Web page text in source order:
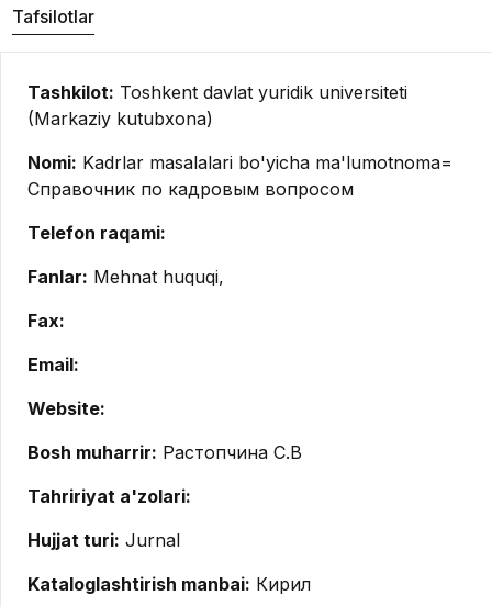
Tafsilotlar
Tashkilot: Toshkent davlat yuridik universiteti
(Markaziy kutubxona)
Nomi: Kadrlar masalalari bo'yicha ma'lumotnoma=
Справочник по кадровым вопросом
Telefon raqami:
Fanlar: Mehnat huquqi,
Fax:
Email:
Website:
Bosh muharrir: Растопчина С.В
Tahririyat a'zolari:
Hujjat turi: Jurnal
Kataloglashtirish manbai: Кирил